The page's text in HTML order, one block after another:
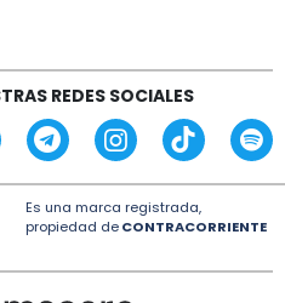
alcalde de Ixhuatlán
REDES SOCIALES
Es una marca registrada,
propiedad deCONTRACORRIENTE